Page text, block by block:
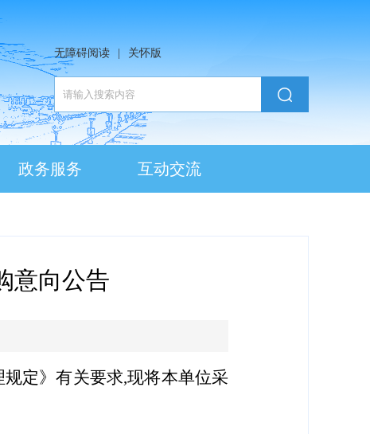
无障碍阅读 关怀版
政务服务 互动交流
意向公告
定》有关要求,现将本单位采